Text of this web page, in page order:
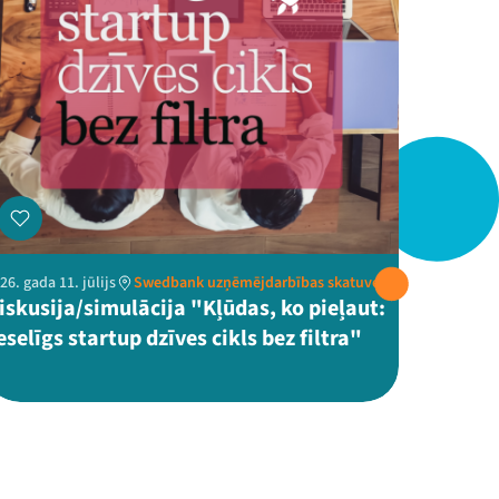
gada 11. jūlijs Swedbank uzņēmējdarbības skatuve
simulācija "Kļūdas, ko pieļaut:
startup dzīves cikls bez filtra"